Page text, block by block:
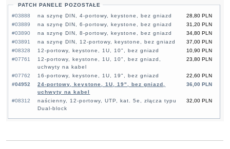
PATCH PANELE POZOSTAŁE
#03888
28,80 PLN
na szynę DIN, 4-portowy, keystone, bez gniazd
#03889
31,20 PLN
na szynę DIN, 6-portowy, keystone, bez gniazd
#03890
34,80 PLN
na szynę DIN, 8-portowy, keystone, bez gniazd
#03891
37,00 PLN
na szynę DIN, 12-portowy, keystone, bez gniazd
#08328
10,90 PLN
12-portowy, keystone, 1U, 10", bez gniazd
#07761
23,80 PLN
12-portowy, keystone, 1U, 10", bez gniazd,
uchwyty na kabel
#07762
22,60 PLN
16-portowy, keystone, 1U, 19", bez gniazd
#04952
36,00 PLN
24-portowy, keystone, 1U, 19", bez gniazd,
uchwyty na kabel
#08312
32,00 PLN
naścienny, 12-portowy, UTP, kat. 5e, złącza typu
Dual-block